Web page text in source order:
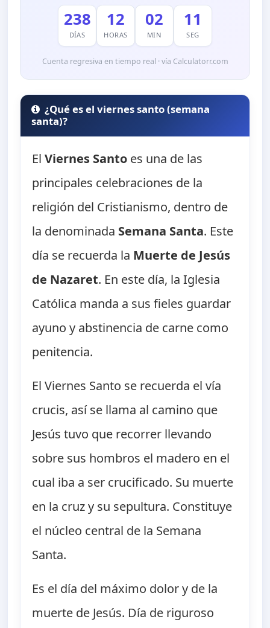
238
DÍAS
12
HORAS
02
MIN
10
SEG
Cuenta regresiva en tiempo real · vía Calculatorr.com
¿Qué es el viernes santo (semana
santa)?
ElViernes Santo es una de las
principales celebraciones de la
religión del Cristianismo, dentro de
la denominada Semana Santa. Este
día se recuerda la Muerte de Jesús
de Nazaret. En este día, la Iglesia
Católica manda a sus fieles guardar
ayuno y abstinencia de carne como
penitencia.
El Viernes Santo se recuerda el vía
crucis, así se llama al camino que
Jesús tuvo que recorrer llevando
sobre sus hombros el madero en el
cual iba a ser crucificado. Su muerte
en la cruz y su sepultura. Constituye
el núcleo central de la Semana
Santa.
Es el día del máximo dolor y de la
muerte de Jesús. Día de riguroso